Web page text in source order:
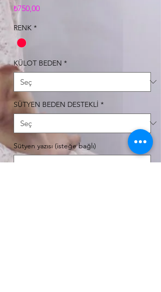
₺750,00Fiyat
RENK *
KÜLOT BEDEN *
SÜTYEN BEDEN DESTEKLİ *
Sütyen yazısı (isteğe bağlı)